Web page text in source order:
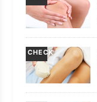
CHECK